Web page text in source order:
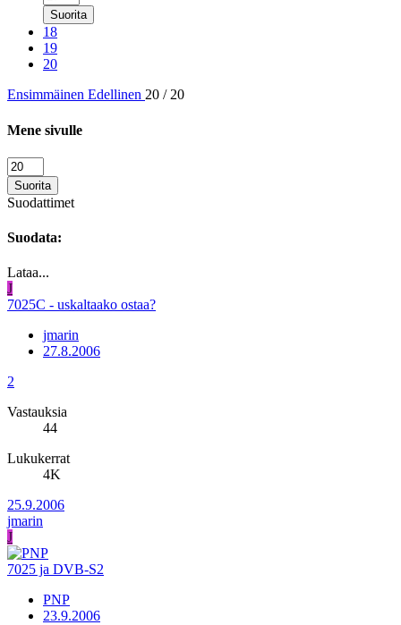
Suorita
18
19
20
Ensimmäinen Edellinen 20 / 20
Mene sivulle
Suorita
Suodattimet
Suodata:
Lataa...
J
7025C - uskaltaako ostaa?
jmarin
27.8.2006
2
Vastauksia
44
Lukukerrat
4K
25.9.2006
jmarin
J
7025 ja DVB-S2
PNP
23.9.2006